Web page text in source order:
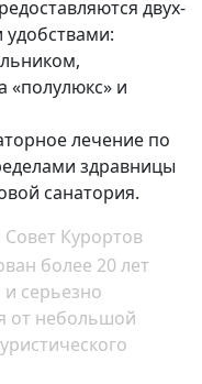
двух-
«полулюкс» и
лечение по
здравницы
санатория.
Курортов
более 20 лет
серьезно
от небольшой